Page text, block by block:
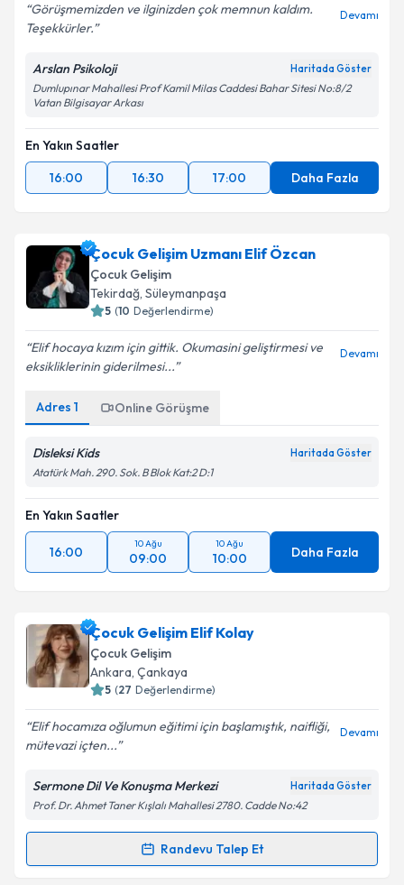
Görüşmemizden ve ilginizden çok memnun kaldım.
Teşekkürler.
Devamı
Arslan Psikoloji Haritada Göster
Dumlupınar Mahallesi Prof Kamil Milas Caddesi Bahar Sitesi No:8/2
Vatan Bilgisayar Arkası
En Yakın Saatler
16:00
16:30 17:00 Daha Fazla
Çocuk Gelişim Uzmanı Elif Özcan
Çocuk Gelişim
Tekirdağ, Süleymanpaşa
5 (10 Değerlendirme)
Elif hocaya kızım için gittik. Okumasini geliştirmesi ve
eksikliklerinin giderilmesi...
Devamı
Adres 1 Online Görüşme
Disleksi Kids Haritada Göster
Atatürk Mah. 290. Sok. B Blok Kat:2 D:1
En Yakın Saatler
16:00
10 Ağu
09:00
10 Ağu
10:00 Daha Fazla
Çocuk Gelişim Elif Kolay
Çocuk Gelişim
Ankara, Çankaya
5 (27 Değerlendirme)
Elif hocamıza oğlumun eğitimi için başlamıştık, naifliği,
mütevazi içten...
Devamı
Sermone Dil Ve Konuşma Merkezi Haritada Göster
Prof. Dr. Ahmet Taner Kışlalı Mahallesi 2780. Cadde No:42
Randevu Talep Et
Randevu Takvimi Talebi